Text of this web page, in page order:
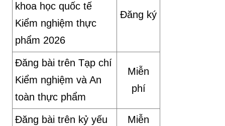
khoa học quốc tế
Kiểm nghiệm thực
phẩm 2026
Đăng ký
Đăng bài trên Tạp chí
Kiểm nghiệm và An
toàn thực phẩm
Miễn
phí
Đăng bài trên kỷ yếu
Miễn